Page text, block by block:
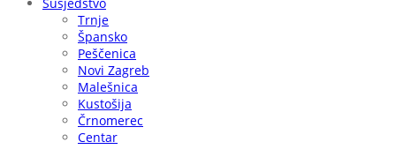
Trnje
Špansko
Peščenica
Novi Zagreb
Malešnica
Kustošija
Črnomerec
Centar